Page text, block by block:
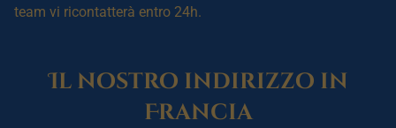
team vi ricontatterà entro 24h.
Il nostro indirizzo in
Francia